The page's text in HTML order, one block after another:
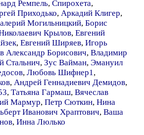
Ремпель, Спирохета,
Приходько, Аркадий Клигер,
Могильницкий, Борис
Крылов, Евгений
, Евгений Ширяев, Игорь
Александр Борисович, Владимир
Стальнич, Зус Вайман, Эмануил
, Любовь Шифнер1,
, Андрей Геннадиевич Демидов,
, Татьяна Гармаш, Вячеслав
Мармур, Петр Сюткин, Нина
Иванович Храптович, Ваша
, Инна Люлько